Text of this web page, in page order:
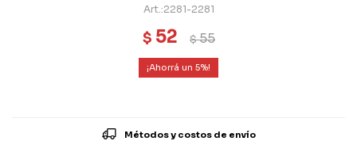
2281-2281
$ 52 $55
5
Métodos y costos de envío